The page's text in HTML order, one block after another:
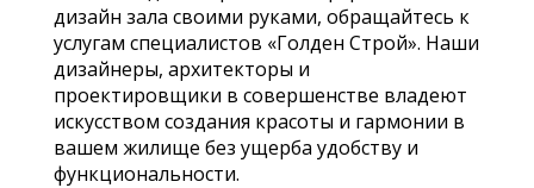
дизайн зала своими руками, обращайтесь к
услугам специалистов «Голден Строй». Наши
дизайнеры, архитекторы и
проектировщики в совершенстве владеют
искусством создания красоты и гармонии в
вашем жилище без ущерба удобству и
функциональности.